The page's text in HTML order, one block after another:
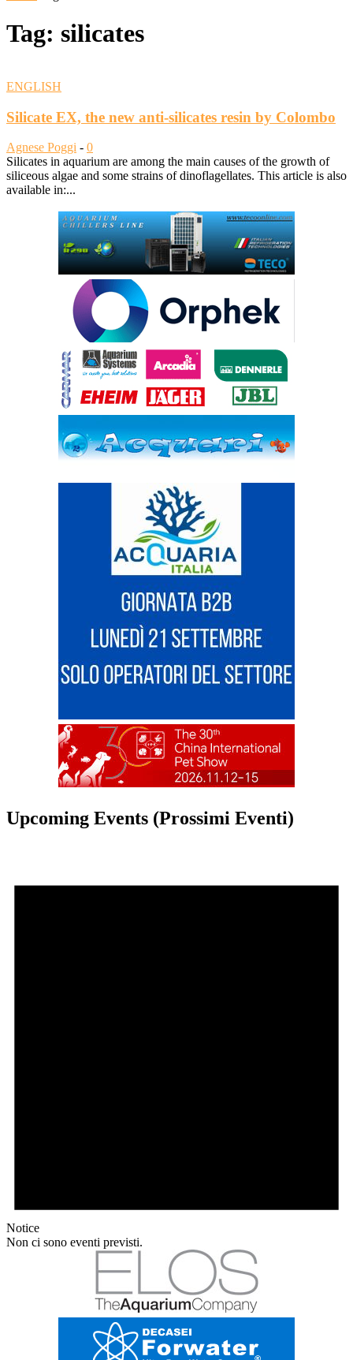
Tag: silicates
ENGLISH
Silicate EX, the new anti-silicates resin by Colombo
Agnese Poggi - 0
Silicates in aquarium are among the main causes of the growth of
siliceous algae and some strains of dinoflagellates. This article is also
available in:...
Upcoming Events (Prossimi Eventi)
Notice
Non ci sono eventi previsti.